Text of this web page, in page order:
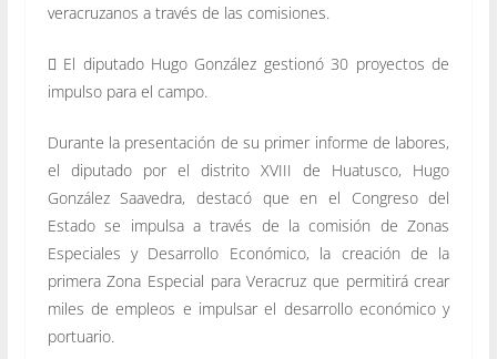
veracruzanos a través de las comisiones.
 El diputado Hugo González gestionó 30 proyectos de
impulso para el campo.
Durante la presentación de su primer informe de labores,
el diputado por el distrito XVIII de Huatusco, Hugo
González Saavedra, destacó que en el Congreso del
Estado se impulsa a través de la comisión de Zonas
Especiales y Desarrollo Económico, la creación de la
primera Zona Especial para Veracruz que permitirá crear
miles de empleos e impulsar el desarrollo económico y
portuario.